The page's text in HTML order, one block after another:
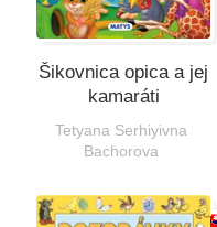
Šikovnica opica a jej
kamaráti
Tetyana Serhiyivna
Bachorova